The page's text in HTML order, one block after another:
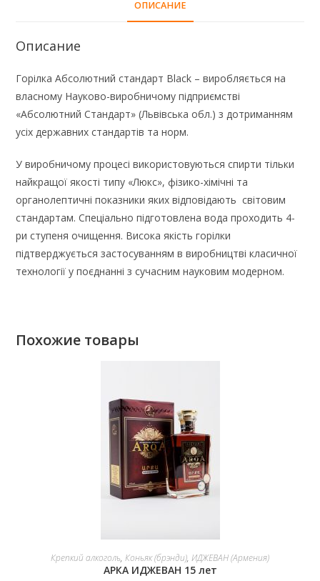
ОПИСАНИЕ
Описание
Горілка Абсолютний стандарт Black – виробляється на
власному Науково-виробничому підприємстві
«Абсолютний Стандарт» (Львівська обл.) з дотриманням
усіх державних стандартів та норм.
У виробничому процесі використовуються спирти тільки
найкращої якості типу «Люкс», фізико-хімічні та
органолептичні показники яких відповідають світовим
стандартам. Спеціально підготовлена вода проходить 4-
ри ступеня очищення. Висока якість горілки
підтверджується застосуванням в виробництві класичної
технології у поєднанні з сучасним науковим модерном.
Похожие товары
В КОРЗИНУ
Крепкий алкоголь, Коньяк (брэнди), ИДЖЕВАН (Армения)
АРКА ИДЖЕВАН 15 лет